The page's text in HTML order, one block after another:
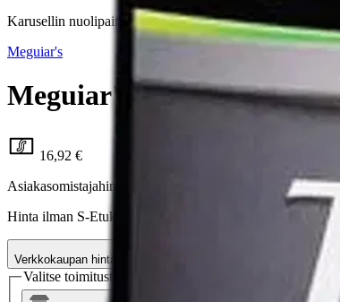
Karusellin nuolipainikkeet
Meguiar's
Meguiar's kuivauspyyhe
16,92 €
Asiakasomistajahinta
Hinta ilman S-Etukorttia:
Verkkokaupan hinta
Valitse toimitustapa